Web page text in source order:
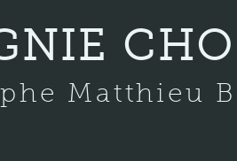
Matthieu